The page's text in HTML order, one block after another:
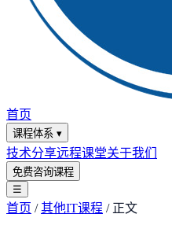
首页
课程体系 ▾
技术分享远程课堂关于我们
免费咨询课程
☰
首页 /其他IT课程 / 正文